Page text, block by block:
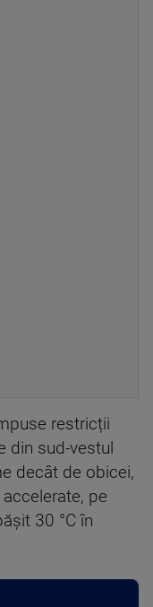
restricții
din sud-vestul
decât de obicei,
pe
30 °C în